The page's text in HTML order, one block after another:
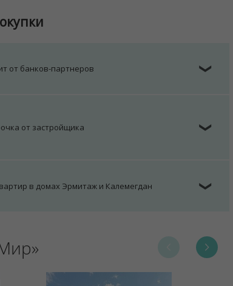
от банков-партнеров ❯
от застройщика ❯
в домах Эрмитаж и Калемегдан ❯